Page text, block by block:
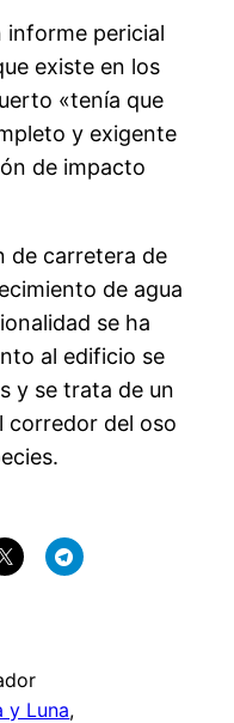
informe pericial
existe en los
«tenía que
y exigente
de impacto
de carretera de
de agua
se ha
al edificio se
y se trata de un
corredor del oso
y Luna